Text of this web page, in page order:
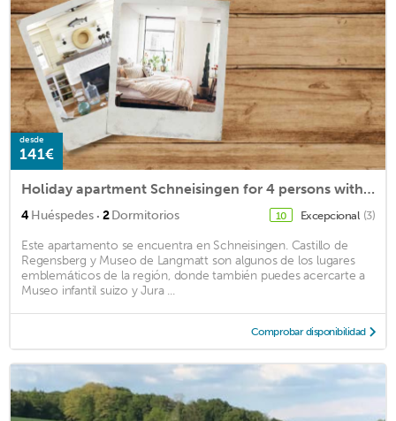
desde
141€
Holiday apartment Schneisingen for 4 persons with 2 bedrooms - Holiday apartment in a farmhouse
4Huéspedes · 2Dormitorios 10 Excepcional (3)
Este apartamento se encuentra en Schneisingen. Castillo de
Regensberg y Museo de Langmatt son algunos de los lugares
emblemáticos de la región, donde también puedes acercarte a
Museo infantil suizo y Jura ...
Comprobar disponibilidad